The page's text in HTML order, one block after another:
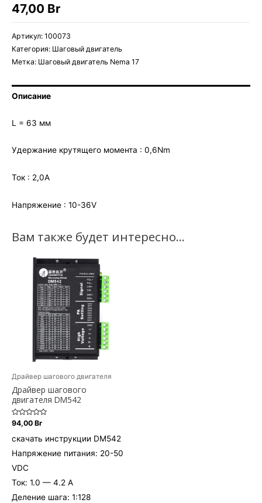
47,00 Br
Артикул: 100073
Категория: Шаговый двигатель
Метка: Шаговый двигатель Nema 17
Описание
L = 63 мм
Удержание крутящего момента : 0,6Nm
Ток : 2,0А
Напряжение : 10-36V
Вам также будет интересно…
Драйвер шагового двигателя
Драйвер шагового
двигателя DM542
Оценка
0
5
94,00 Br
скачать инструкции DM542
Напряжение питания: 20-50
VDC
Ток: 1.0 — 4.2 А
Деление шага: 1:128